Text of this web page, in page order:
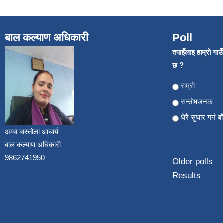
बाल कल्याण अधिकारी
अम्बा बास्तोला आचार्य
बाल कल्याण अधिकारी
9862741950
Poll
तपाइँलाइ हाम्राे
छ ?
Choices
राम्राे
सन्ताेषजनक
धेरै सुधार गर्न
Older polls
Results